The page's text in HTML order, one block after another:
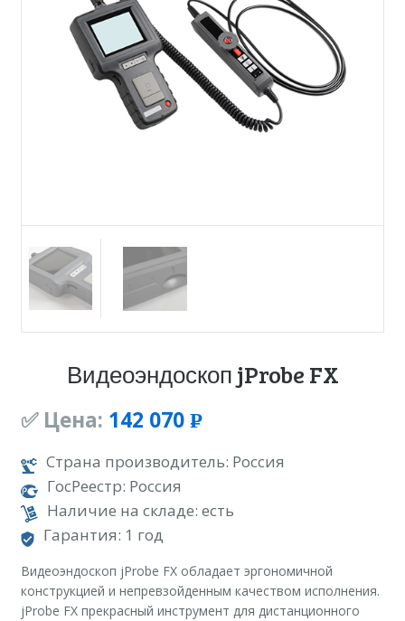
Видеоэндоскоп jProbe FX
✅ Цена: 142 070 Р
УБ.
Страна производитель: Россия
ГосРеестр: Россия
Наличие на складе: есть
Гарантия: 1 год
Видеоэндоскоп jProbe FX обладает эргономичной
конструкцией и непревзойденным качеством исполнения.
jProbe FX прекрасный инструмент для дистанционного